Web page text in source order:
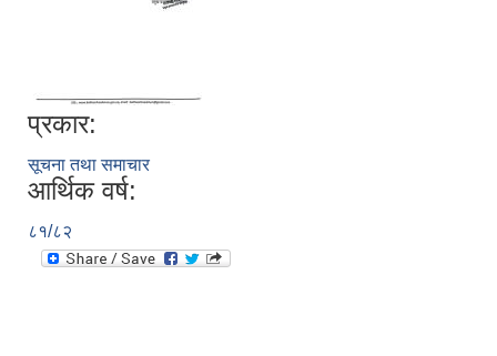
प्रकार:
सूचना तथा समाचार
आर्थिक वर्ष:
८१/८२